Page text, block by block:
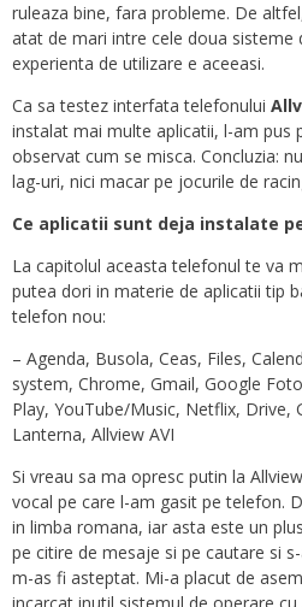
ruleaza bine, fara probleme. De
atat de mari intre cele doua sisteme
experienta de utilizare e aceeasi.
Ca sa testez interfata telefonului
instalat mai multe aplicatii, l-am pus
observat cum se misca. Concluzia:
lag-uri, nici macar pe jocurile de
Ce aplicatii sunt deja instalate pe
La capitolul aceasta telefonul te va
putea dori in materie de aplicatii tip
telefon nou:
– Agenda, Busola, Ceas, Files,
system, Chrome, Gmail, Google
Play, YouTube/Music, Netflix, Drive,
Lanterna, Allview AVI
Si vreau sa ma opresc putin la
vocal pe care l-am gasit pe telefon.
in limba romana, iar asta este un
pe citire de mesaje si pe cautare si
m-as fi asteptat. Mi-a placut de